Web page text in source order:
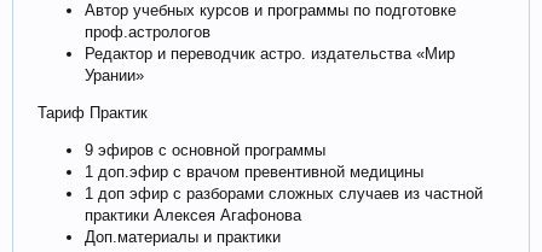
Автор учебных курсов и программы по подготовке
проф.астрологов
Редактор и переводчик астро. издательства «Мир
Урании»
Тариф Практик
9 эфиров с основной программы
1 доп.эфир с врачом превентивной медицины
1 доп эфир с разборами сложных случаев из частной
практики Алексея Агафонова
Доп.материалы и практики